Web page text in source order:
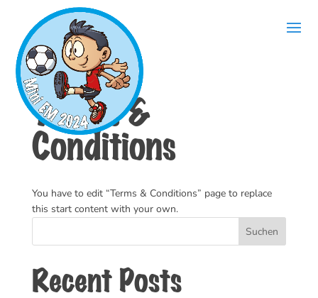
Terms &
Conditions
You have to edit “Terms & Conditions” page to replace
this start content with your own.
Suchen
Recent Posts